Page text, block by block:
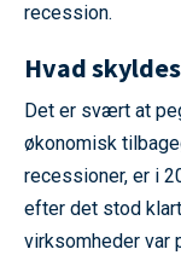
recession.
Hvad
Det er svært at
økonomisk
recessioner, er i
efter det stod
virksomheder var